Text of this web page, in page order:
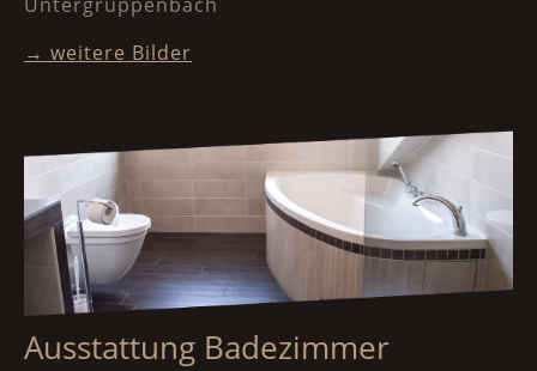
→ weitere Bilder
Ausstattung Badezimmer